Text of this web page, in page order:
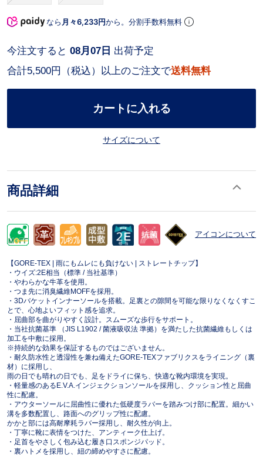
なら 月々6,233円から。分割手数料無料
合計5,500円（税込）以上のご注文で送料無料
今注文すると 08月07日 出荷予定
カートに入れる
サイズについて
商品詳細
アイコンについて
【GORE-TEX | 雨にもムレにも負けない | ストレートチップ】
・ウイズ:2E相当（標準 / 当社基準）
・やわらかな牛革を使用。
・つま先に消臭繊維MOFFを採用。
・3Dバケットインナーソールを搭載。足裏との隙間を可能な限りなくなくすこ
とで、心地よいフィット感を追求。
・屈曲部を曲がりやすく設計。スムーズな歩行をサポート。
・当社抗菌基準 （JIS L1902 / 菌液吸収法 準拠）を満たした抗菌繊維もしくは
加工を中敷に採用。
※持続的な効果を保証するものではございません。
・耐久防水性と透湿性を兼ね備えたGORE-TEXファブリクスをライニング（裏
材）に採用し、
雨の日でも晴れの日でも、足をドライに保ち、快適な靴内環境を実現。
・軽量感のあるE.V.A.インジェクションソールを採用し、クッション性と屈曲
性に配慮。
・アウターソールに屈曲性に優れた低硬度ラバーを踏みつけ部に配置。細かい
溝を多数配置し、路面へのグリップ性に配慮。
かかと部には高耐摩耗ラバー採用し、耐久性が向上。
・丁寧に靴に表情をつけた、アンティーク仕上げ。
・足首をやさしく包み込む履き口スポンジパッド。
・裏ハトメを採用し、紐の締めやすさに配慮。